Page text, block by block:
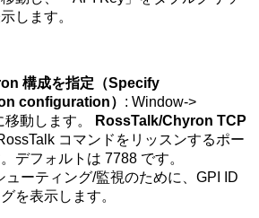
します。
構成を指定（Specify
configuration） : Window->
移動します。
RossTalk/Chyron TCP
コマンドをリッスンするポー
デフォルトは 7788 です。
ューティング/監視のために、GPI ID
を表示します。